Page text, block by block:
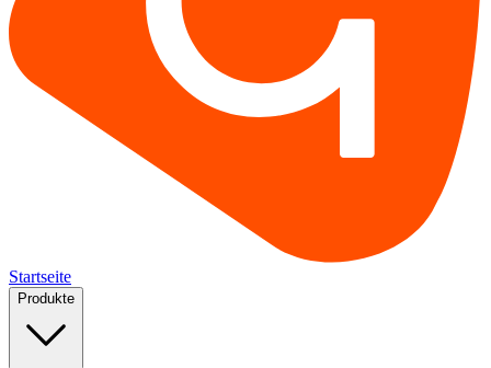
Startseite
Produkte